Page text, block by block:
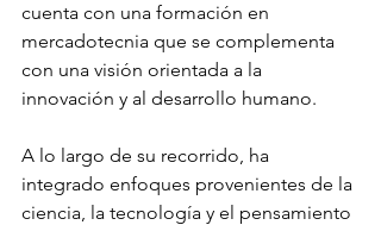
cuenta con una formación en
mercadotecnia que se complementa
con una visión orientada a la
innovación y al desarrollo humano.
A lo largo de su recorrido, ha
integrado enfoques provenientes de la
ciencia, la tecnología y el pensamiento